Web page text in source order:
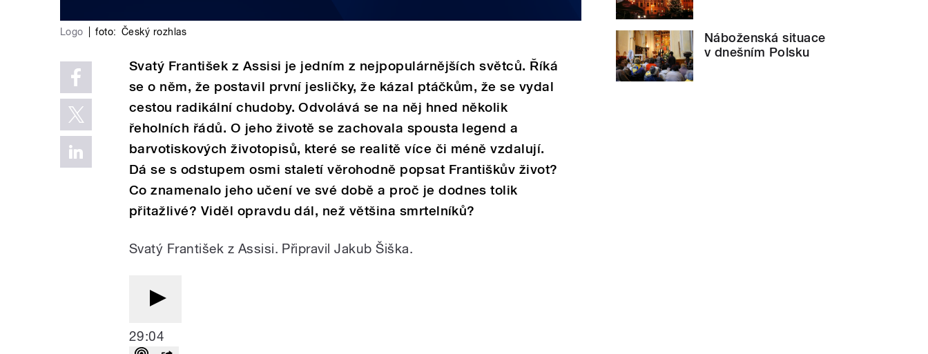
Logo foto: Český rozhlas
Svatý František z Assisi je jedním z nejpopulárnějších světců. Říká
se o něm, že postavil první jesličky, že kázal ptáčkům, že se vydal
cestou radikální chudoby. Odvolává se na něj hned několik
řeholních řádů. O jeho životě se zachovala spousta legend a
barvotiskových životopisů, které se realitě více či méně vzdalují.
Dá se s odstupem osmi staletí věrohodně popsat Františkův život?
Co znamenalo jeho učení ve své době a proč je dodnes tolik
přitažlivé? Viděl opravdu dál, než většina smrtelníků?
Svatý František z Assisi. Připravil Jakub Šiška.
29:04
Náboženská situace
v dnešním Polsku